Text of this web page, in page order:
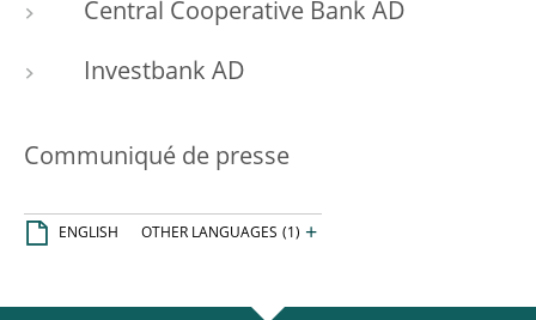
Central Cooperative Bank AD
Investbank AD
Communiqué de presse
ENGLISH OTHER LANGUAGES (1) +